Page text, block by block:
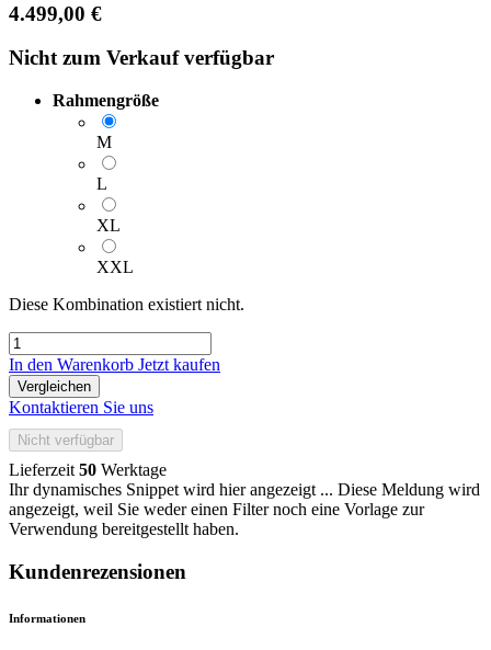
4.499,00 €
Nicht zum Verkauf verfügbar
Rahmengröße
M
L
XL
XXL
Diese Kombination existiert nicht.
In den Warenkorb Jetzt kaufen
Vergleichen
Kontaktieren Sie uns
Nicht verfügbar
Lieferzeit 50 Werktage
Ihr dynamisches Snippet wird hier angezeigt ... Diese Meldung wird
angezeigt, weil Sie weder einen Filter noch eine Vorlage zur
Verwendung bereitgestellt haben.
Kundenrezensionen
Informationen